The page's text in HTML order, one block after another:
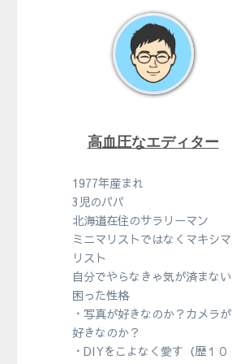
高血圧なエディター
1977年産まれ
3児のパパ
北海道在住のサラリーマン
ミニマリストではなくマキシマ
リスト
自分でやらなきゃ気が済まない
困った性格
・写真が好きなのか？カメラが
好きなのか？
・DIYをこよなく愛す（歴１０